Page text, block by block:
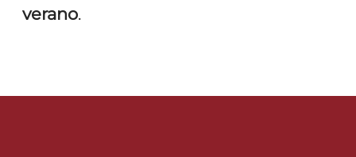
verano.